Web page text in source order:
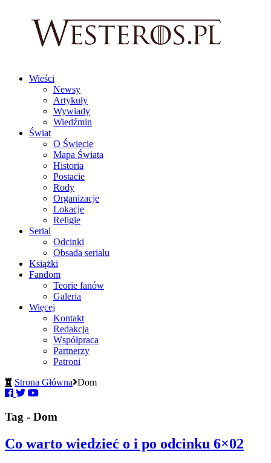
Wieści
Newsy
Artykuły
Wywiady
Wiedźmin
Świat
O Świecie
Mapa Świata
Historia
Postacie
Rody
Organizacje
Lokacje
Religie
Serial
Odcinki
Obsada serialu
Książki
Fandom
Teorie fanów
Galeria
Więcej
Kontakt
Redakcja
Współpraca
Partnerzy
Patroni
Strona Główna Dom
Tag - Dom
Co warto wiedzieć o i po odcinku 6×02